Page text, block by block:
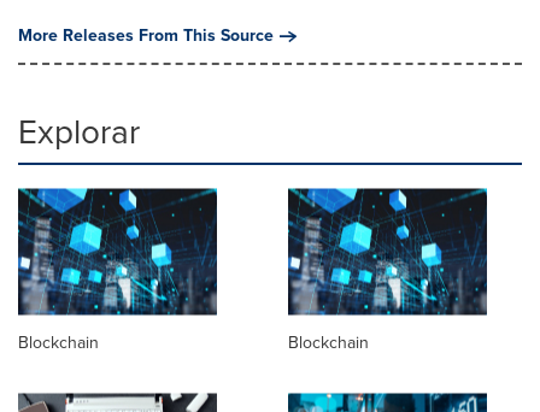
More Releases From This Source
Explorar
Blockchain Blockchain